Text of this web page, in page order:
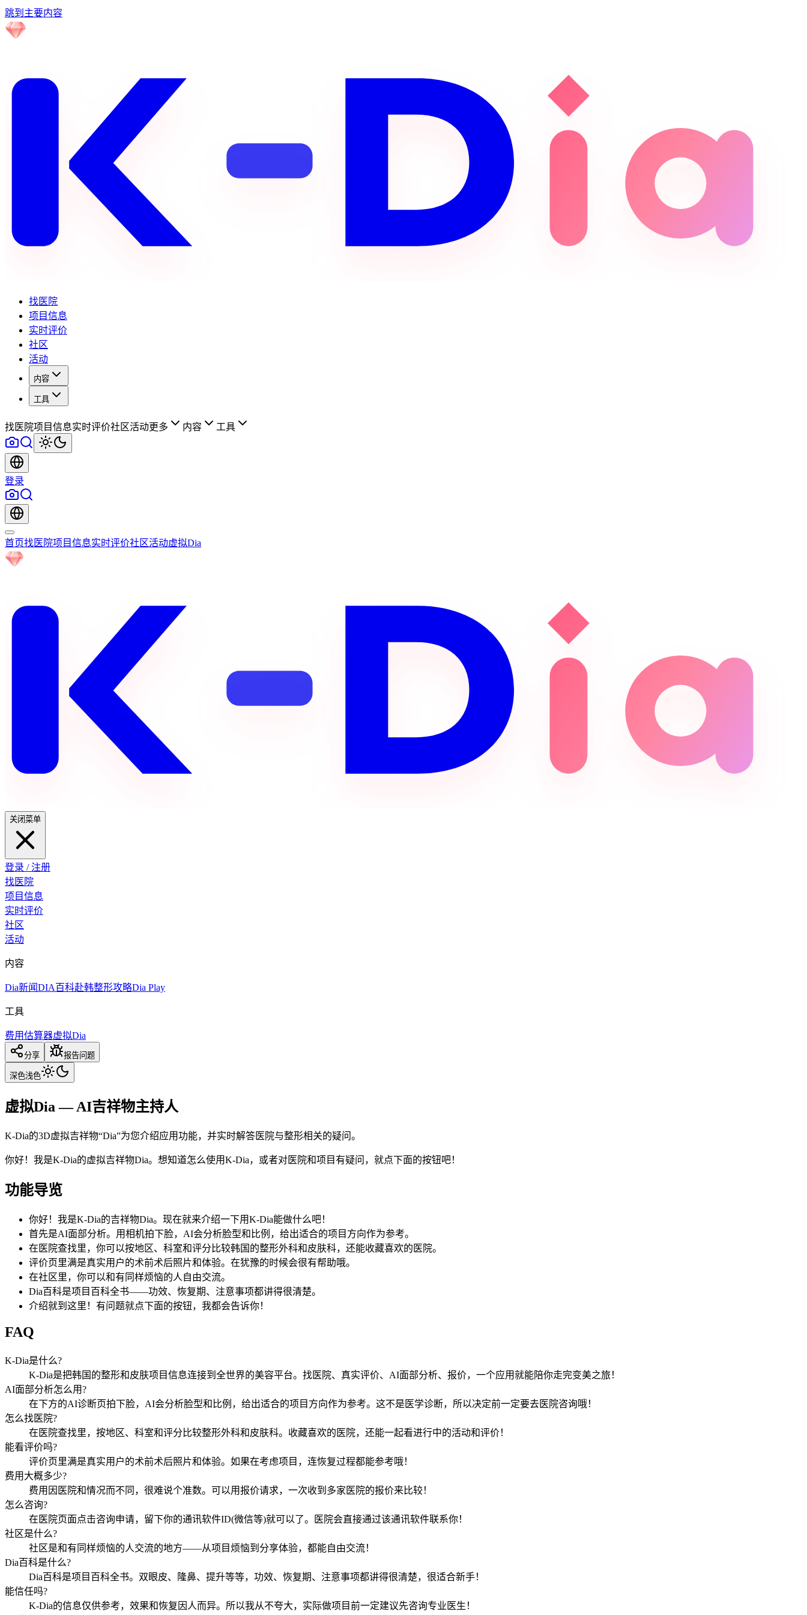
跳到主要内容
找医院
项目信息
实时评价
社区
活动
内容
工具
找医院项目信息实时评价社区活动更多 内容 工具
登录
首页找医院项目信息实时评价社区活动虚拟Dia
关闭菜单
登录 / 注册
找医院
项目信息
实时评价
社区
活动
内容
Dia新闻DIA百科赴韩整形攻略Dia Play
工具
费用估算器虚拟Dia
分享 报告问题
深色浅色
虚拟Dia — AI吉祥物主持人
K-Dia的3D虚拟吉祥物“Dia”为您介绍应用功能，并实时解答医院与整形相关的疑问。
你好！我是K-Dia的虚拟吉祥物Dia。想知道怎么使用K-Dia，或者对医院和项目有疑问，就点下面的按钮吧！
功能导览
你好！我是K-Dia的吉祥物Dia。现在就来介绍一下用K-Dia能做什么吧！
首先是AI面部分析。用相机拍下脸，AI会分析脸型和比例，给出适合的项目方向作为参考。
在医院查找里，你可以按地区、科室和评分比较韩国的整形外科和皮肤科，还能收藏喜欢的医院。
评价页里满是真实用户的术前术后照片和体验。在犹豫的时候会很有帮助哦。
在社区里，你可以和有同样烦恼的人自由交流。
Dia百科是项目百科全书——功效、恢复期、注意事项都讲得很清楚。
介绍就到这里！有问题就点下面的按钮，我都会告诉你！
FAQ
K-Dia是什么?
K-Dia是把韩国的整形和皮肤项目信息连接到全世界的美容平台。找医院、真实评价、AI面部分析、报价，一个应用就能陪你走完变美之旅！
AI面部分析怎么用?
在下方的AI诊断页拍下脸，AI会分析脸型和比例，给出适合的项目方向作为参考。这不是医学诊断，所以决定前一定要去医院咨询哦！
怎么找医院?
在医院查找里，按地区、科室和评分比较整形外科和皮肤科。收藏喜欢的医院，还能一起看进行中的活动和评价！
能看评价吗?
评价页里满是真实用户的术前术后照片和体验。如果在考虑项目，连恢复过程都能参考哦！
费用大概多少?
费用因医院和情况而不同，很难说个准数。可以用报价请求，一次收到多家医院的报价来比较！
怎么咨询?
在医院页面点击咨询申请，留下你的通讯软件ID(微信等)就可以了。医院会直接通过该通讯软件联系你！
社区是什么?
社区是和有同样烦恼的人交流的地方——从项目烦恼到分享体验，都能自由交流！
Dia百科是什么?
Dia百科是项目百科全书。双眼皮、隆鼻、提升等等，功效、恢复期、注意事项都讲得很清楚，很适合新手！
能信任吗?
K-Dia的信息仅供参考，效果和恢复因人而异。所以我从不夸大，实际做项目前一定建议先咨询专业医生！